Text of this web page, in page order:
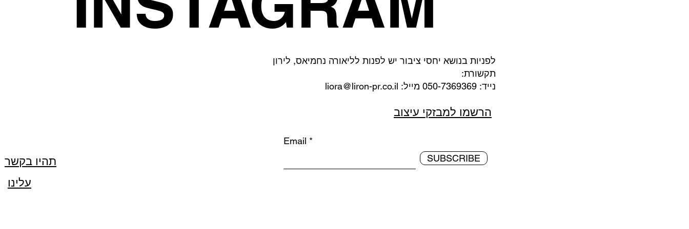
לפניות בנושא יחסי ציבור יש לפנות לליאורה נחמיאס, לירון
תקשורת:
נייד: 050-7369369 מייל:
liora@liron-pr.co.il
הרשמו למבזקי עיצוב
תהיו בקשר
עלינו
Email
SUBSCRIBE